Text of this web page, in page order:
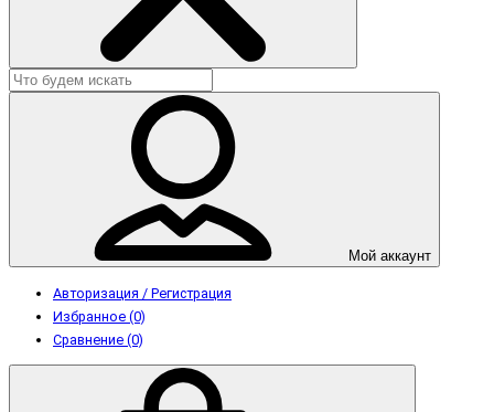
Мой аккаунт
Авторизация / Регистрация
Избранное (0)
Сравнение (0)